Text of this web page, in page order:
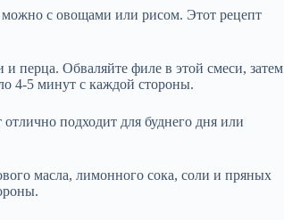
можно с овощами или рисом. Этот рецепт
перца. Обваляйте филе в этой смеси, затем
4-5 минут с каждой стороны.
подходит для буднего дня или
масла, лимонного сока, соли и пряных